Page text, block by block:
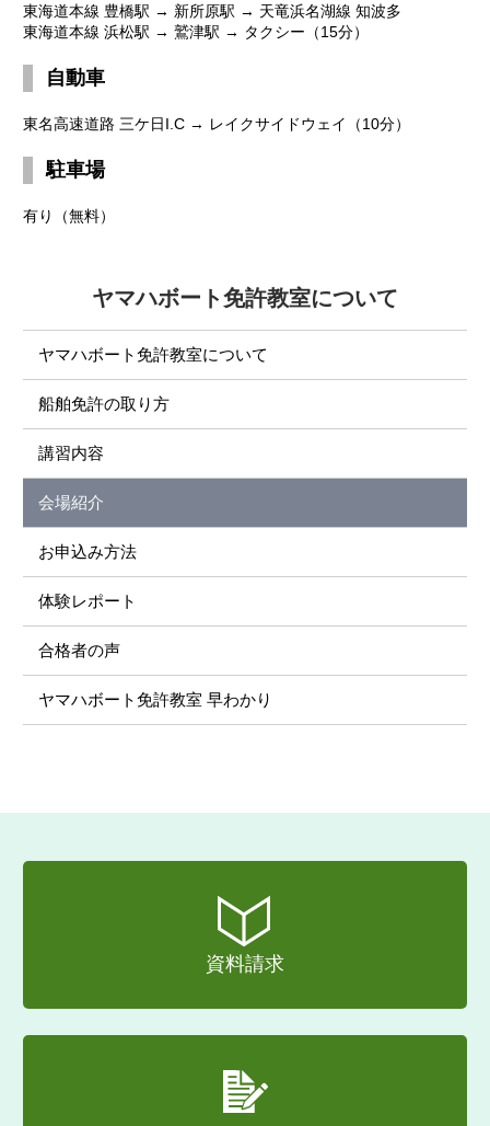
東海道本線 豊橋駅 → 新所原駅 → 天竜浜名湖線 知波多
東海道本線 浜松駅 → 鷲津駅 → タクシー（15分）
自動車
東名高速道路 三ケ日I.C → レイクサイドウェイ（10分）
駐車場
有り（無料）
ヤマハボート免許教室について
ヤマハボート免許教室について
船舶免許の取り方
講習内容
会場紹介
お申込み方法
体験レポート
合格者の声
ヤマハボート免許教室 早わかり
資料請求